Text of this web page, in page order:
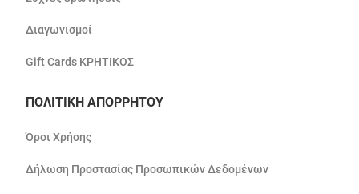
Διαγωνισμοί
Gift Cards ΚΡΗΤΙΚΟΣ
ΠΟΛΙΤΙΚΗ ΑΠΟΡΡΗΤΟΥ
Όροι Χρήσης
Δήλωση Προστασίας Προσωπικών Δεδομένων